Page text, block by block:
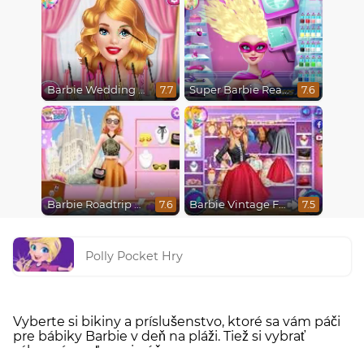
Barbie Wedding Fun 7.7 Super Barbie Real Haircuts 7.6
Barbie Roadtrip Adventure 7.6 Barbie Vintage Fair 7.5
Polly Pocket Hry
Vyberte si bikiny a príslušenstvo, ktoré sa vám páči
pre bábiky Barbie v deň na pláži. Tiež si vybrať